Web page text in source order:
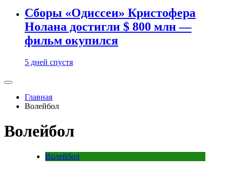
Сборы «Одиссеи» Кристофера
Нолана достигли $ 800 млн —
фильм окупился
5 дней спустя
Главная
Волейбол
Волейбол
Волейбол